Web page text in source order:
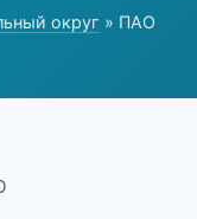
округ » ПАО